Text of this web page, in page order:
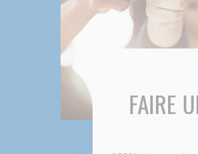
FAIRE